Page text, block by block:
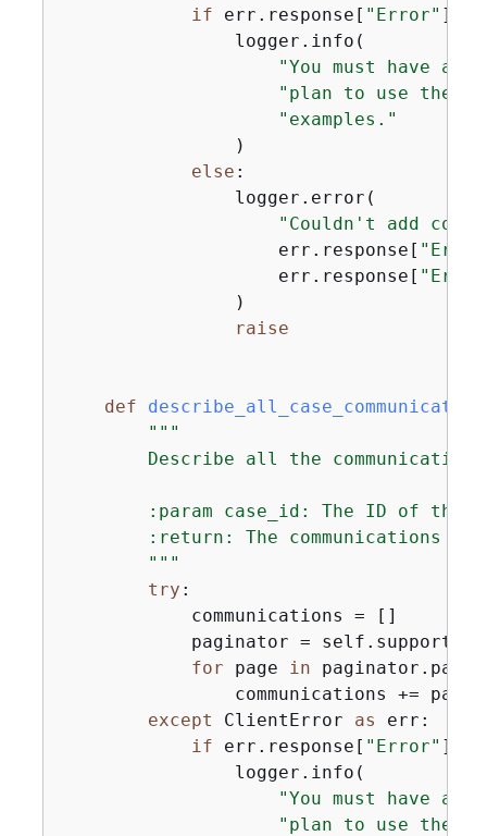
if err.response[ "Error" ][
                logger.info(
"You must have a
"plan to use the
"examples."
                )
else :
                logger.error(
"Couldn't add
                    err.response[
                    err.response[
                )
raise
def
"""
Describe all the
:param case_id: The ID of the
:return: The communications
        """
try :
            communications = []
paginator =
for page in
                communications += page[
except ClientError as err:
if err.response[ "Error" ][
                logger.info(
"You must have a
"plan to use the